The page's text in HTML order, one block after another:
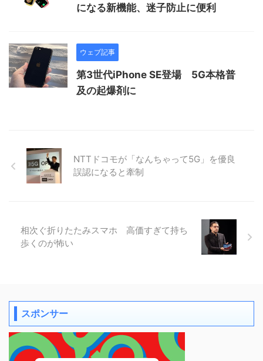
になる新機能、迷子防止に便利
ウェブ記事
第3世代iPhone SE登場 5G本格普
及の起爆剤に
NTTドコモが「なんちゃって5G」を優良
誤認になると牽制
相次ぐ折りたたみスマホ 高価すぎて持ち
歩くのが怖い
スポンサー